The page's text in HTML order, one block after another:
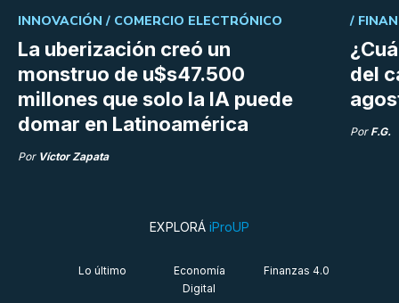
La uberización creó un
monstruo de u$s47.500
millones que solo la IA puede
domar en Latinoamérica
INNOVACIÓN / COMERCIO ELECTRÓNICO
Por Víctor Zapata
del
/
Por F.G.
EXPLORÁ iProUP
Lo último
Economía
Digital
Finanzas 4.0